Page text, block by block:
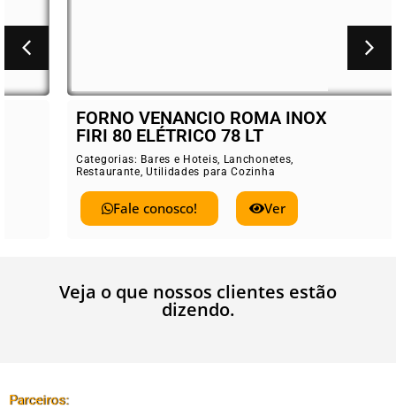
FORNO VENANCIO ROMA INOX
FIRI 80 ELÉTRICO 78 LT
Categorias:Bares e Hoteis,Lanchonetes,
Restaurante,Utilidades para Cozinha
Fale conosco!
Veja o que nossos clientes estão
dizendo.
Parceiros: